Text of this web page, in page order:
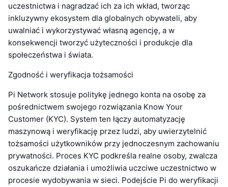
uczestnictwa i nagradzać ich za ich wkład, tworząc
inkluzywny ekosystem dla globalnych obywateli, aby
uwalniać i wykorzystywać własną agencję, a w
konsekwencji tworzyć użyteczności i produkcje dla
społeczeństwa i świata.
Zgodność i weryfikacja tożsamości
Pi Network stosuje politykę jednego konta na osobę za
pośrednictwem swojego rozwiązania Know Your
Customer (KYC). System ten łączy automatyzację
maszynową i weryfikację przez ludzi, aby uwierzytelnić
tożsamości użytkowników przy jednoczesnym zachowaniu
prywatności. Proces KYC podkreśla realne osoby, zwalcza
oszukańcze działania i umożliwia uczciwe uczestnictwo w
procesie wydobywania w sieci. Podejście Pi do weryfikacji